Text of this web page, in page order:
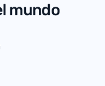
mundo